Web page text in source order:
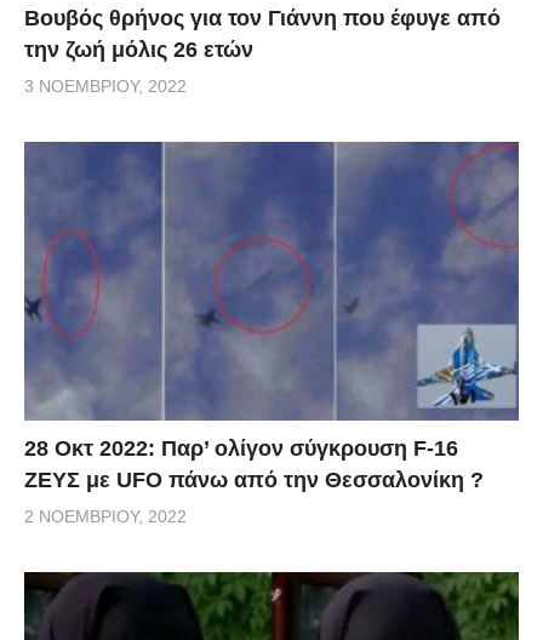
Βουβός θρήνος για τον Γιάννη που έφυγε από
την ζωή μόλις 26 ετών
3 ΝΟΕΜΒΡΊΟΥ, 2022
28 Οκτ 2022: Παρ’ ολίγον σύγκρουση F-16
ΖΕΥΣ με UFO πάνω από την Θεσσαλονίκη ?
2 ΝΟΕΜΒΡΊΟΥ, 2022